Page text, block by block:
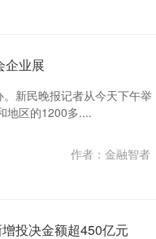
企业展
新民晚报记者从今天下午举
地区的1200多....
作者：金融智者
投决金额超450亿元